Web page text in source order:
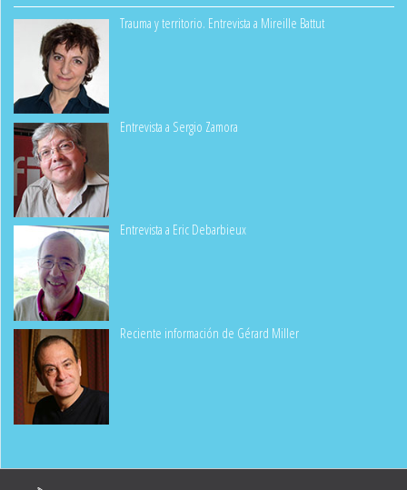
Trauma y territorio. Entrevista a Mireille Battut
Entrevista a Sergio Zamora
Entrevista a Eric Debarbieux
Reciente información de Gérard Miller